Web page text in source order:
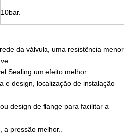
10bar.
da válvula, uma resistência menor
um efeito melhor.
e design, localização de instalação
design de flange para facilitar a
a pressão melhor.